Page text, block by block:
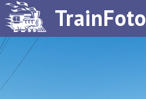
TrainFoto